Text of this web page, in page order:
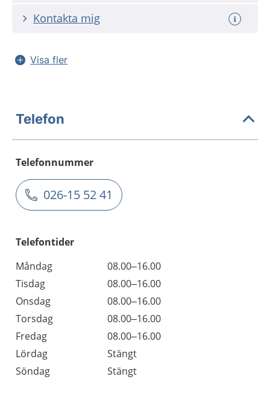
Kontakta mig
Visa fler
Telefon
Telefonnummer
026-15 52 41
Telefontider
Måndag
08.00–16.00
Tisdag
08.00–16.00
Onsdag
08.00–16.00
Torsdag
08.00–16.00
Fredag
08.00–16.00
Lördag
Stängt
Söndag
Stängt